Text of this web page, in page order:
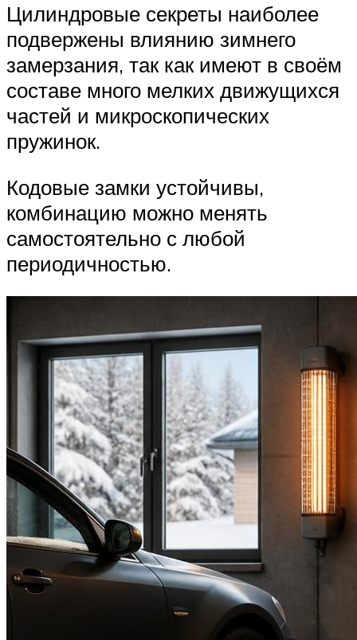
Цилиндровые секреты наиболее
подвержены влиянию зимнего
замерзания, так как имеют в своём
составе много мелких движущихся
частей и микроскопических
пружинок.
Кодовые замки устойчивы,
комбинацию можно менять
самостоятельно с любой
периодичностью.